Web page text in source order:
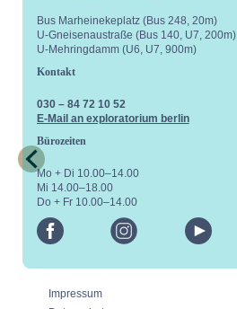
Bus Marheinekeplatz (Bus 248, 20m)
U-Gneisenaustraße (Bus 140, U7, 200m)
U-Mehringdamm (U6, U7, 900m)
Kontakt
030 – 84 72 10 52
E-Mail an exploratorium berlin
Bürozeiten
Mo + Di 10.00–14.00
Mi 14.00–18.00
Do + Fr 10.00–14.00
facebook
instagram youtube
Impressum